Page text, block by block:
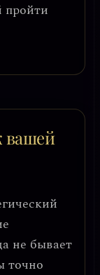
пройти
вашей
не бывает
точно